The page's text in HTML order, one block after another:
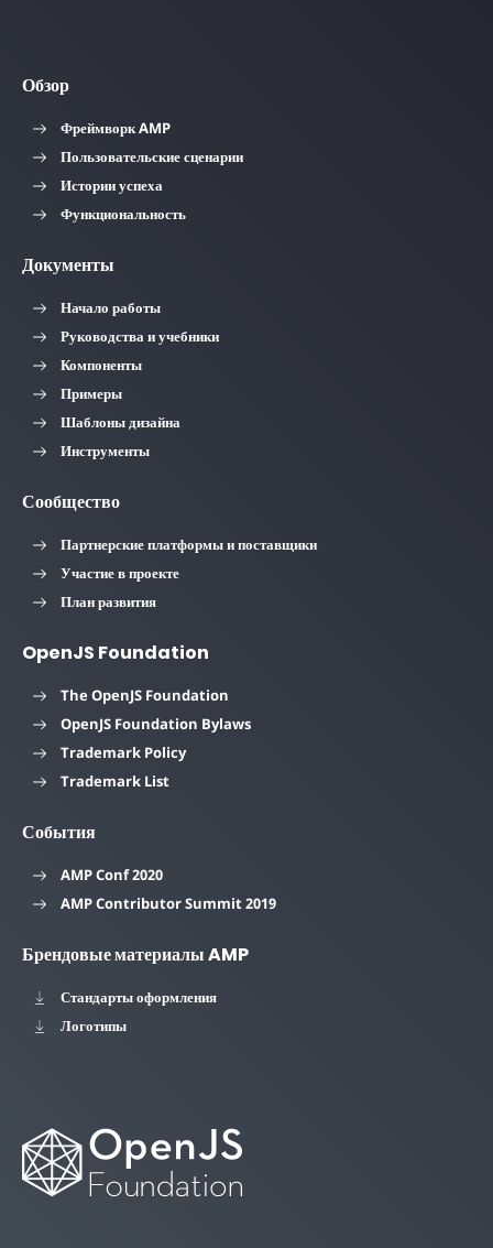
Обзор
Фреймворк AMP
Пользовательские сценарии
Истории успеха
Функциональность
Документы
Начало работы
Руководства и учебники
Компоненты
Примеры
Шаблоны дизайна
Инструменты
Сообщество
Партнерские платформы и поставщики
Участие в проекте
План развития
OpenJS Foundation
The OpenJS Foundation
OpenJS Foundation Bylaws
Trademark Policy
Trademark List
События
AMP Conf 2020
AMP Contributor Summit 2019
Брендовые материалы AMP
Стандарты оформления
Логотипы